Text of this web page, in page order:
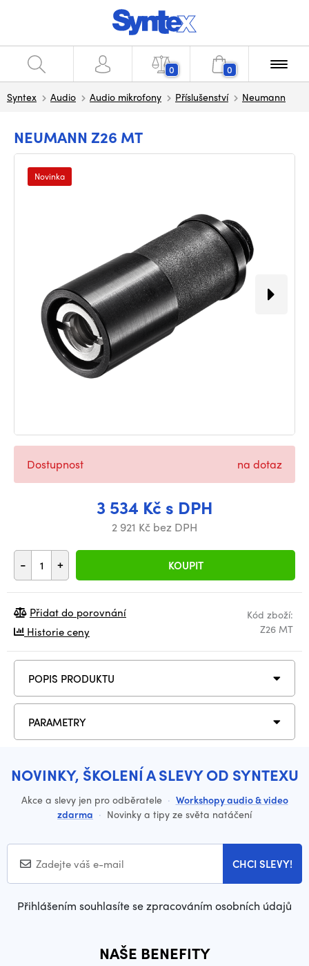
0 0
Syntex Audio Audio mikrofony Příslušenství Neumann
NEUMANN Z26 MT
Novinka
3 534 Kč s DPH
2 921 Kč bez DPH
- + KOUPIT
Dostupnost na dotaz
Kód zboží:
Z26 MT
Přidat do porovnání
Historie ceny
POPIS PRODUKTU
PARAMETRY
NOVINKY, ŠKOLENÍ A SLEVY OD SYNTEXU
Akce a slevy jen pro odběratele · Workshopy audio & video
zdarma · Novinky a tipy ze světa natáčení
CHCI SLEVY!
Přihlášením souhlasíte se zpracováním osobních údajů
NAŠE BENEFITY